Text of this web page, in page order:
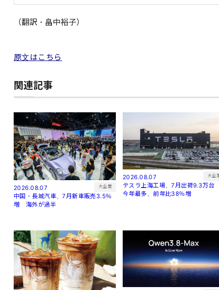
（翻訳・畠中裕子）
原文はこちら
関連記事
2026.08.07 大企業
中国・長城汽車、7月新車販売3.5％
増 海外が過半
2026.08.07 大企
テスラ上海工場、7月出荷9.3万
今年最多、前年比38％増